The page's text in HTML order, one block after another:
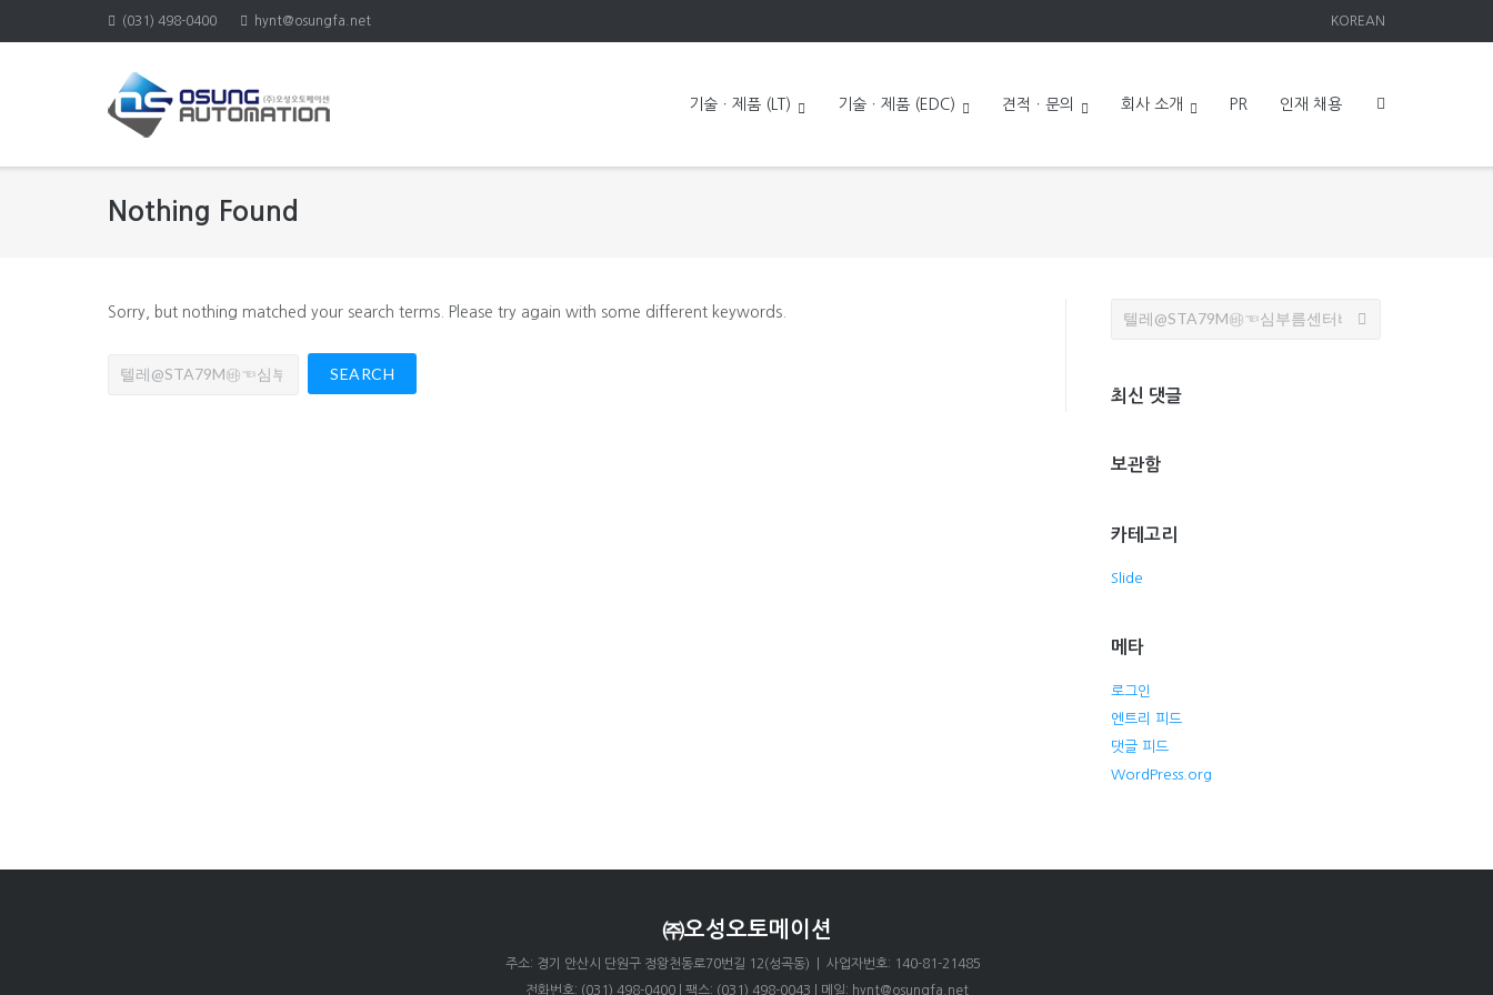
to
(031) 498-0400 hynt@osungfa.net KOREAN
기술ㆍ제품 (LT) 기술ㆍ제품 (EDC) 견적ㆍ문의 회사 소개 PR 인재 채용
Nothing Found
Sorry, but nothing matched your search terms. Please try again with some different keywords.
Search
Search
최신 댓글
보관함
카테고리
Slide
메타
로그인
엔트리 피드
댓글 피드
WordPress.org
㈜오성오토메이션
주소: 경기 안산시 단원구 정왕천동로70번길 12(성곡동) | 사업자번호: 140-81-21485
전화번호: (031) 498-0400 | 팩스: (031) 498-0043 | 메일: hynt@osungfa.net